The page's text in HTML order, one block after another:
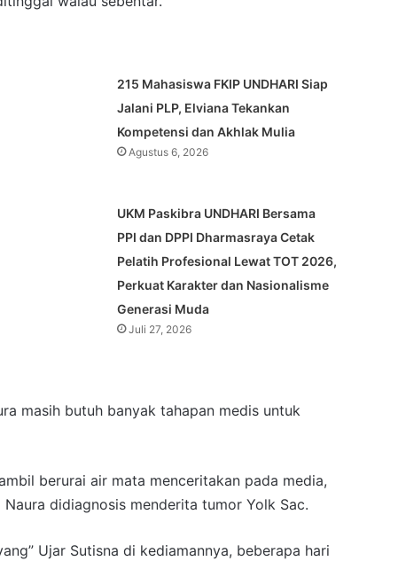
215 Mahasiswa FKIP UNDHARI Siap
Jalani PLP, Elviana Tekankan
Kompetensi dan Akhlak Mulia
Agustus 6, 2026
UKM Paskibra UNDHARI Bersama
PPI dan DPPI Dharmasraya Cetak
Pelatih Profesional Lewat TOT 2026,
Perkuat Karakter dan Nasionalisme
Generasi Muda
Juli 27, 2026
masih butuh banyak tahapan medis untuk
berurai air mata menceritakan pada media,
didiagnosis menderita tumor Yolk Sac.
Ujar Sutisna di kediamannya, beberapa hari